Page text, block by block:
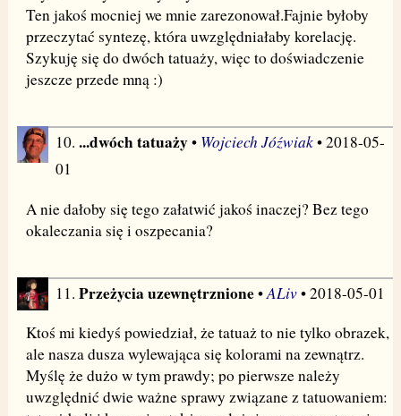
Ten jakoś mocniej we mnie zarezonował.Fajnie byłoby
przeczytać syntezę, która uwzględniałaby korelację.
Szykuję się do dwóch tatuaży, więc to doświadczenie
jeszcze przede mną :)
10. ...dwóch tatuaży• Wojciech Jóźwiak• 2018-05-
01
A nie dałoby się tego załatwić jakoś inaczej? Bez tego
okaleczania się i oszpecania?
11. Przeżycia uzewnętrznione•ALiv• 2018-05-01
Ktoś mi kiedyś powiedział, że tatuaż to nie tylko obrazek,
ale nasza dusza wylewająca się kolorami na zewnątrz.
Myślę że dużo w tym prawdy; po pierwsze należy
uwzględnić dwie ważne sprawy związane z tatuowaniem: